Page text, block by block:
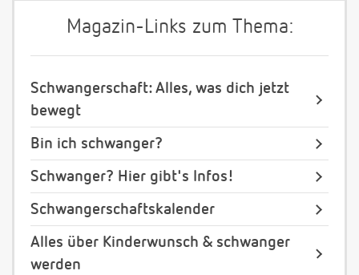
Magazin-Links zum Thema:
Schwangerschaft: Alles, was dich jetzt
bewegt
Bin ich schwanger?
Schwanger? Hier gibt's Infos!
Schwangerschaftskalender
Alles über Kinderwunsch & schwanger
werden